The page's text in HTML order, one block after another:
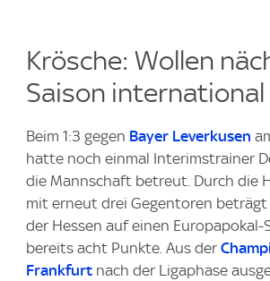
Krösche: Wollen
Saison international
Beim 1:3 gegen Bayer Leverkusen
hatte noch einmal Interimstrainer
die Mannschaft betreut. Durch die
mit erneut drei Gegentoren beträgt
der Hessen auf einen
bereits acht Punkte. Aus der
Frankfurt nach der Ligaphase